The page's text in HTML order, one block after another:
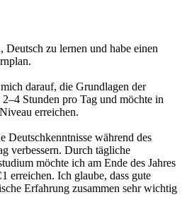
Deutsch zu lernen und habe einen
darauf, die Grundlagen der
Stunden pro Tag und möchte in
erreichen.
Deutschkenntnisse während des
verbessern. Durch tägliche
möchte ich am Ende des Jahres
erreichen. Ich glaube, dass gute
Erfahrung zusammen sehr wichtig